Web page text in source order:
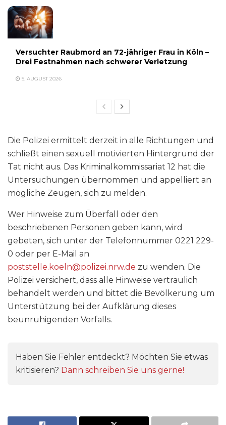
Versuchter Raubmord an 72-jähriger Frau in Köln –
Drei Festnahmen nach schwerer Verletzung
5. AUGUST 2026
Die Polizei ermittelt derzeit in alle Richtungen und
schließt einen sexuell motivierten Hintergrund der
Tat nicht aus. Das Kriminalkommissariat 12 hat die
Untersuchungen übernommen und appelliert an
mögliche Zeugen, sich zu melden.
Wer Hinweise zum Überfall oder den
beschriebenen Personen geben kann, wird
gebeten, sich unter der Telefonnummer 0221 229-
0 oder per E-Mail an
poststelle.koeln@polizei.nrw.de zu wenden. Die
Polizei versichert, dass alle Hinweise vertraulich
behandelt werden und bittet die Bevölkerung um
Unterstützung bei der Aufklärung dieses
beunruhigenden Vorfalls.
Haben Sie Fehler entdeckt? Möchten Sie etwas
kritisieren? Dann schreiben Sie uns gerne!